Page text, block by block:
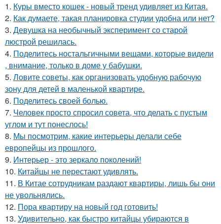
1. Куры вместо кошек - новый тренд удивляет из Китая.
2. Как думаете, такая планировка студии удобна или нет?
3. Девушка на необычный эксперимент со старой
люстрой решилась.
4. Поделитесь ностальгичными вещами, которые видели
, внимание, только в доме у бабушки.
5. Ловите советы, как организовать удобную рабочую
зону для детей в маленькой квартире.
6. Поделитесь своей болью.
7. Человек просто спросил совета, что делать с пустым
углом и тут понеслось!
8. Мы посмотрим, какие интерьеры делали себе
европейцы из прошлого.
9. Интерьер - это зеркало поколений!
10. Китайцы не перестают удивлять.
11. В Китае сотрудникам раздают квартиры, лишь бы они
не увольнялись.
12. Пора квартиру на новый год готовить!
13. Удивительно, как быстро китайцы убираются в